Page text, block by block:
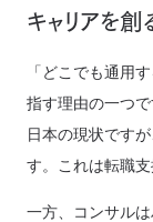
キャリアを創
「どこでも通用
指す理由の一つ
日本の現状です
す。これは転職
一方、コンサル